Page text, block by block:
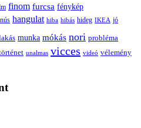
finom furcsa fénykép
hangulat hiba hibás hideg IKEA jó
munka mókás nori probléma
unalmas vicces videó vélemény